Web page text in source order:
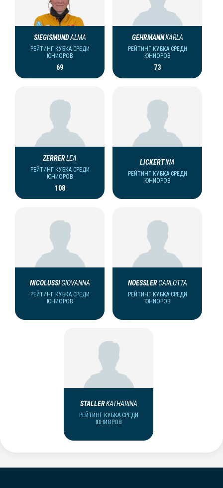
SIEGISMUNDALMA
РЕЙТИНГ КУБКА СРЕДИ
ЮНИОРОВ
69
GEHRMANNKARLA
РЕЙТИНГ КУБКА СРЕДИ
ЮНИОРОВ
73
ZERRERLEA
РЕЙТИНГ КУБКА СРЕДИ
ЮНИОРОВ
108
LICKERTINA
РЕЙТИНГ КУБКА СРЕДИ
ЮНИОРОВ
NICOLUSSIGIOVANNA
РЕЙТИНГ КУБКА СРЕДИ
ЮНИОРОВ
NOESSLERCARLOTTA
РЕЙТИНГ КУБКА СРЕДИ
ЮНИОРОВ
STALLERKATHARINA
РЕЙТИНГ КУБКА СРЕДИ
ЮНИОРОВ